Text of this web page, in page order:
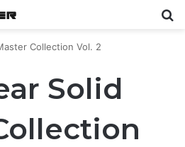
Collection Vol. 2
Solid